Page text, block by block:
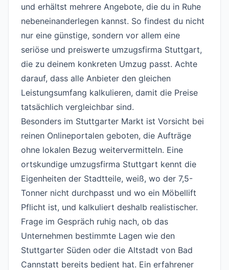
und erhältst mehrere Angebote, die du in Ruhe
nebeneinanderlegen kannst. So findest du nicht
nur eine günstige, sondern vor allem eine
seriöse und preiswerte umzugsfirma Stuttgart,
die zu deinem konkreten Umzug passt. Achte
darauf, dass alle Anbieter den gleichen
Leistungsumfang kalkulieren, damit die Preise
tatsächlich vergleichbar sind.
Besonders im Stuttgarter Markt ist Vorsicht bei
reinen Onlineportalen geboten, die Aufträge
ohne lokalen Bezug weitervermitteln. Eine
ortskundige umzugsfirma Stuttgart kennt die
Eigenheiten der Stadtteile, weiß, wo der 7,5-
Tonner nicht durchpasst und wo ein Möbellift
Pflicht ist, und kalkuliert deshalb realistischer.
Frage im Gespräch ruhig nach, ob das
Unternehmen bestimmte Lagen wie den
Stuttgarter Süden oder die Altstadt von Bad
Cannstatt bereits bedient hat. Ein erfahrener